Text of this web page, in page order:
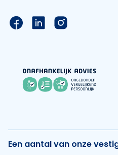
Link naar de Facebook
Link naar de
Link naar de
Een aantal van onze